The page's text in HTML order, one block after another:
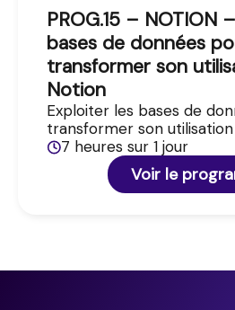
PROG.15 – NOTION
bases de données
transformer son
Notion
Exploiter les bases de
transformer son
7 heures sur 1 jour
Voir le